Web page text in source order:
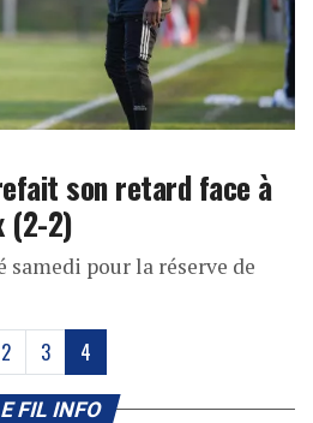
son retard face à
(2-2)
samedi pour la réserve de
2 3 4
FIL INFO